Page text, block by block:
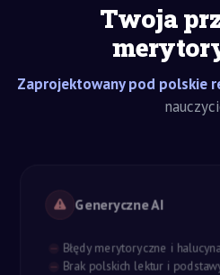
Twoja
Zaprojektowany pod polskie
Generyczne AI
Błędy merytoryczne i
Brak polskich lektur i